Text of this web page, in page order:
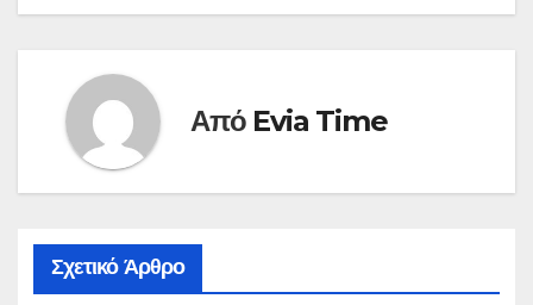
Από Evia Time
Σχετικό Άρθρο